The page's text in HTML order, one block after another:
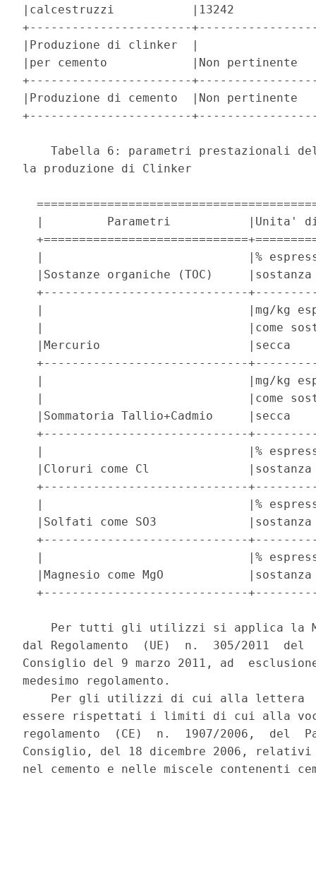
|calcestruzzi           |13242
+-----------------------
|Produzione di clinker  |
|per cemento            |Non
+-----------------------
|Produzione di cemento  |Non
+-----------------------
Tabella 6: parametri prestazionali
la produzione di Clinker
|         Parametri           |Unita'
|                             |%
|Sostanze organiche (TOC)
+-----------------------------
|                             |mg/kg
|                             |come
|Mercurio                     |secca
+-----------------------------
|                             |mg/kg
|                             |come
|Sommatoria Tallio+Cadmio     |secca
+-----------------------------
|                             |%
|Cloruri come Cl
+-----------------------------
|                             |%
|Solfati come SO3
+-----------------------------
|                             |%
|Magnesio come MgO
+-----------------------------
Per tutti gli utilizzi si applica la
dal Regolamento  (UE)  n.  305/2011  del
Consiglio del 9 marzo 2011, ad
medesimo regolamento.
Per gli utilizzi di cui alla lettera
essere rispettati i limiti di cui alla
regolamento  (CE)  n.  1907/2006,  del
Consiglio, del 18 dicembre 2006,